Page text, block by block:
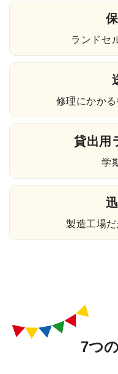
ランドセ
修理にかか
貸出用
学
製造工場
7つ